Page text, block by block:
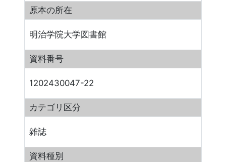
原本の所在
明治学院大学図書館
資料番号
1202430047-22
カテゴリ区分
雑誌
資料種別